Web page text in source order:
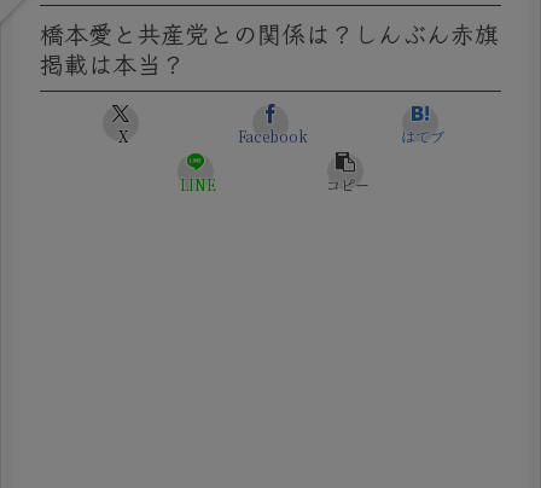
橋本愛と共産党との関係は？しんぶん赤旗
掲載は本当？
X Facebook はてブ
LINE コピー